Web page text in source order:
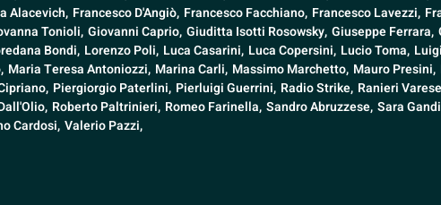
Alacevich, Francesco D'Angiò, Francesco Facchiano, Francesco Lavezzi,
Tonioli, Giovanni Caprio, Giuditta Isotti Rosowsky, Giuseppe Ferrara,
Bondi, Lorenzo Poli, Luca Casarini, Luca Copersini, Lucio Toma,
Maria Teresa Antoniozzi, Marina Carli, Massimo Marchetto, Mauro Presini,
Piergiorgio Paterlini, Pierluigi Guerrini, Radio Strike, Ranieri
Roberto Paltrinieri, Romeo Farinella, Sandro Abruzzese, Sara
Cardosi, Valerio Pazzi,